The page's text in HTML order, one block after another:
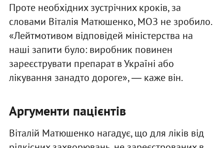
Проте необхідних зустрічних кроків, за
словами Віталія Матюшенко, МОЗ не зробило.
«Лейтмотивом відповідей міністерства на
наші запити було: виробник повинен
зареєструвати препарат в Україні або
лікування занадто дороге», ― каже він.
Аргументи пацієнтів
Віталій Матюшенко нагадує, що для ліків від